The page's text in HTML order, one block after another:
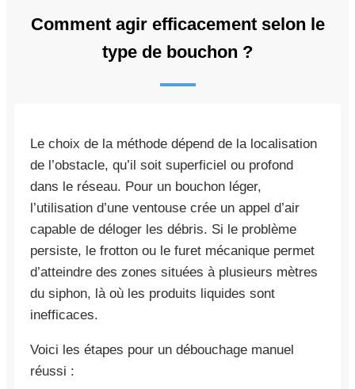
Comment agir efficacement selon le
type de bouchon ?
Le choix de la méthode dépend de la localisation
de l’obstacle, qu’il soit superficiel ou profond
dans le réseau. Pour un bouchon léger,
l’utilisation d’une ventouse crée un appel d’air
capable de déloger les débris. Si le problème
persiste, le frotton ou le furet mécanique permet
d’atteindre des zones situées à plusieurs mètres
du siphon, là où les produits liquides sont
inefficaces.
Voici les étapes pour un débouchage manuel
réussi :